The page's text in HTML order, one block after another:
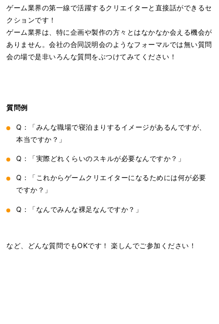
ゲーム業界の第一線で活躍するクリエイターと直接話ができるセ
クションです！
ゲーム業界は、特に企画や製作の方々とはなかなか会える機会が
ありません。会社の合同説明会のようなフォーマルでは無い質問
会の場で是非いろんな質問をぶつけてみてください！
質問例
Q：「みんな職場で寝泊まりするイメージがあるんですが、
本当ですか？」
Q：「実際どれくらいのスキルが必要なんですか？」
Q：「これからゲームクリエイターになるためには何が必要
ですか？」
Q：「なんでみんな裸足なんですか？」
など、どんな質問でもOKです！ 楽しんでご参加ください！